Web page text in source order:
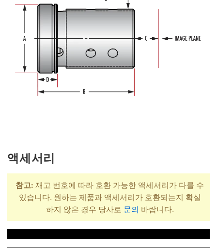
액세서리
참고: 재고 번호에 따라 호환 가능한 액세서리가 다를 수
있습니다. 원하는 제품과 액세서리가 호환되는지 확실
하지 않은 경우 당사로 문의 바랍니다.